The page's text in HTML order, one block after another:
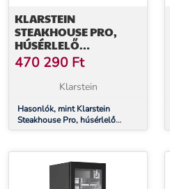
KLARSTEIN
STEAKHOUSE PRO,
HÚSÉRLELŐ
HŰTŐSZEKRÉNY, 1
ZÓNA, 98 LITER, 1 – 25
°C, ÉRINTŐS,
470 290 Ft
Klarstein
Hasonlók, mint Klarstein
Steakhouse Pro, húsérlelő
hűtőszekrény, 1 zóna, 98 liter, 1
acél